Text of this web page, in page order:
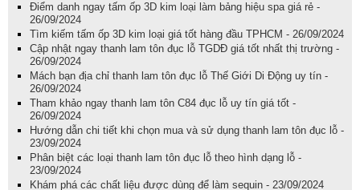
Điểm danh ngay tấm ốp 3D kim loại làm bảng hiệu spa giá rẻ -
26/09/2024
Tìm kiếm tấm ốp 3D kim loại giá tốt hàng đầu TPHCM - 26/09/2024
Cập nhật ngay thanh lam tôn đục lỗ TGDĐ giá tốt nhất thị trường -
26/09/2024
Mách bạn địa chỉ thanh lam tôn đục lỗ Thế Giới Di Động uy tín -
26/09/2024
Tham khảo ngay thanh lam tôn C84 đục lỗ uy tín giá tốt -
26/09/2024
Hướng dẫn chi tiết khi chọn mua và sử dụng thanh lam tôn đục lỗ -
23/09/2024
Phân biệt các loại thanh lam tôn đục lỗ theo hình dạng lỗ -
23/09/2024
Khám phá các chất liệu được dùng để làm sequin - 23/09/2024